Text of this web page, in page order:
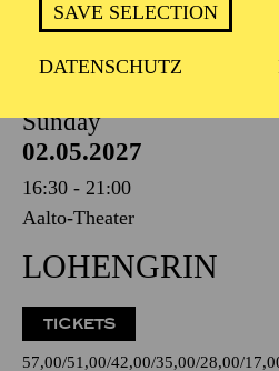
SAVE SELECTION
DATENSCHUTZ
Sunday
02.05.2027
16:30 - 21:00
Aalto-Theater
LOHENGRIN
TICKETS
57,00 51,00 42,00 35,00 28,00